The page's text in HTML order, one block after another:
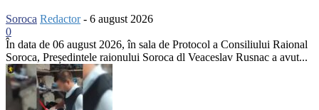
Soroca Redactor - 6 august 2026
0
În data de 06 august 2026, în sala de Protocol a Consiliului Raional
Soroca, Președintele raionului Soroca dl Veaceslav Rusnac a avut...